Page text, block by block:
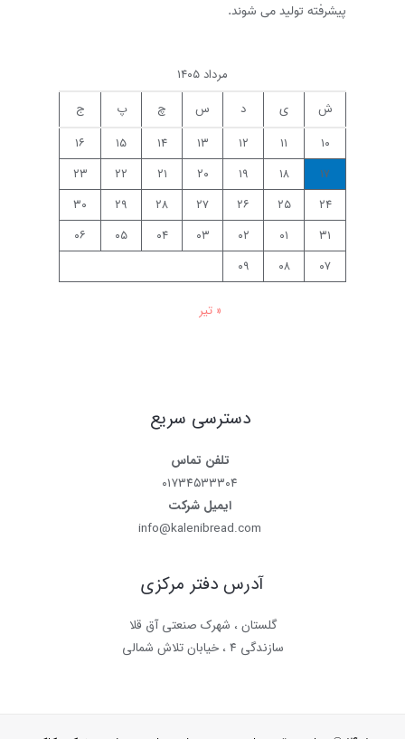
پیشرفته تولید می شوند.
مرداد ۱۴۰۵
ش
ی د س چ پ
ج
۱۰
۱۱ ۱۲ ۱۳ ۱۴ ۱۵
۱۶
۱۷
۱۸ ۱۹ ۲۰ ۲۱ ۲۲
۲۳
۲۴
۲۵ ۲۶ ۲۷ ۲۸ ۲۹
۳۰
۳۱
۰۱ ۰۲ ۰۳ ۰۴ ۰۵
۰۶
۰۷
۰۸ ۰۹
« تیر
دسترسی سریع
تلفن تماس
۰۱۷۳۴۵۳۳۳۰۴
ایمیل شرکت
info@kalenibread.com
آدرس دفتر مرکزی
گلستان ، شهرک صنعتی آق قلا
سازندگی ۴ ، خیابان تلاش شمالی